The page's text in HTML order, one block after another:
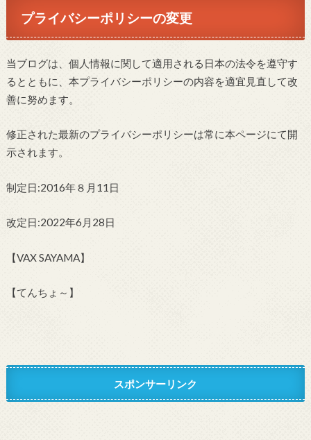
プライバシーポリシーの変更
当ブログは、個人情報に関して適用される日本の法令を遵守す
るとともに、本プライバシーポリシーの内容を適宜見直して改
善に努めます。
修正された最新のプライバシーポリシーは常に本ページにて開
示されます。
制定日:2016年８月11日
改定日:2022年6月28日
【VAX SAYAMA】
【てんちょ～】
スポンサーリンク